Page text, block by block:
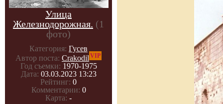
Улица
Железнодорожная. (1
фото)
Категория: Гусев
Автор поста: Crakodil VIP
Год съемки: 1970-1975
Дата: 03.03.2023 13:23
Рейтинг: 0
Комментарии: 0
Карта: -